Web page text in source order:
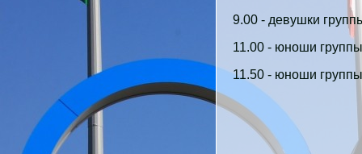
9.00 - девушки
11.00 - юноши
11.50 - юноши